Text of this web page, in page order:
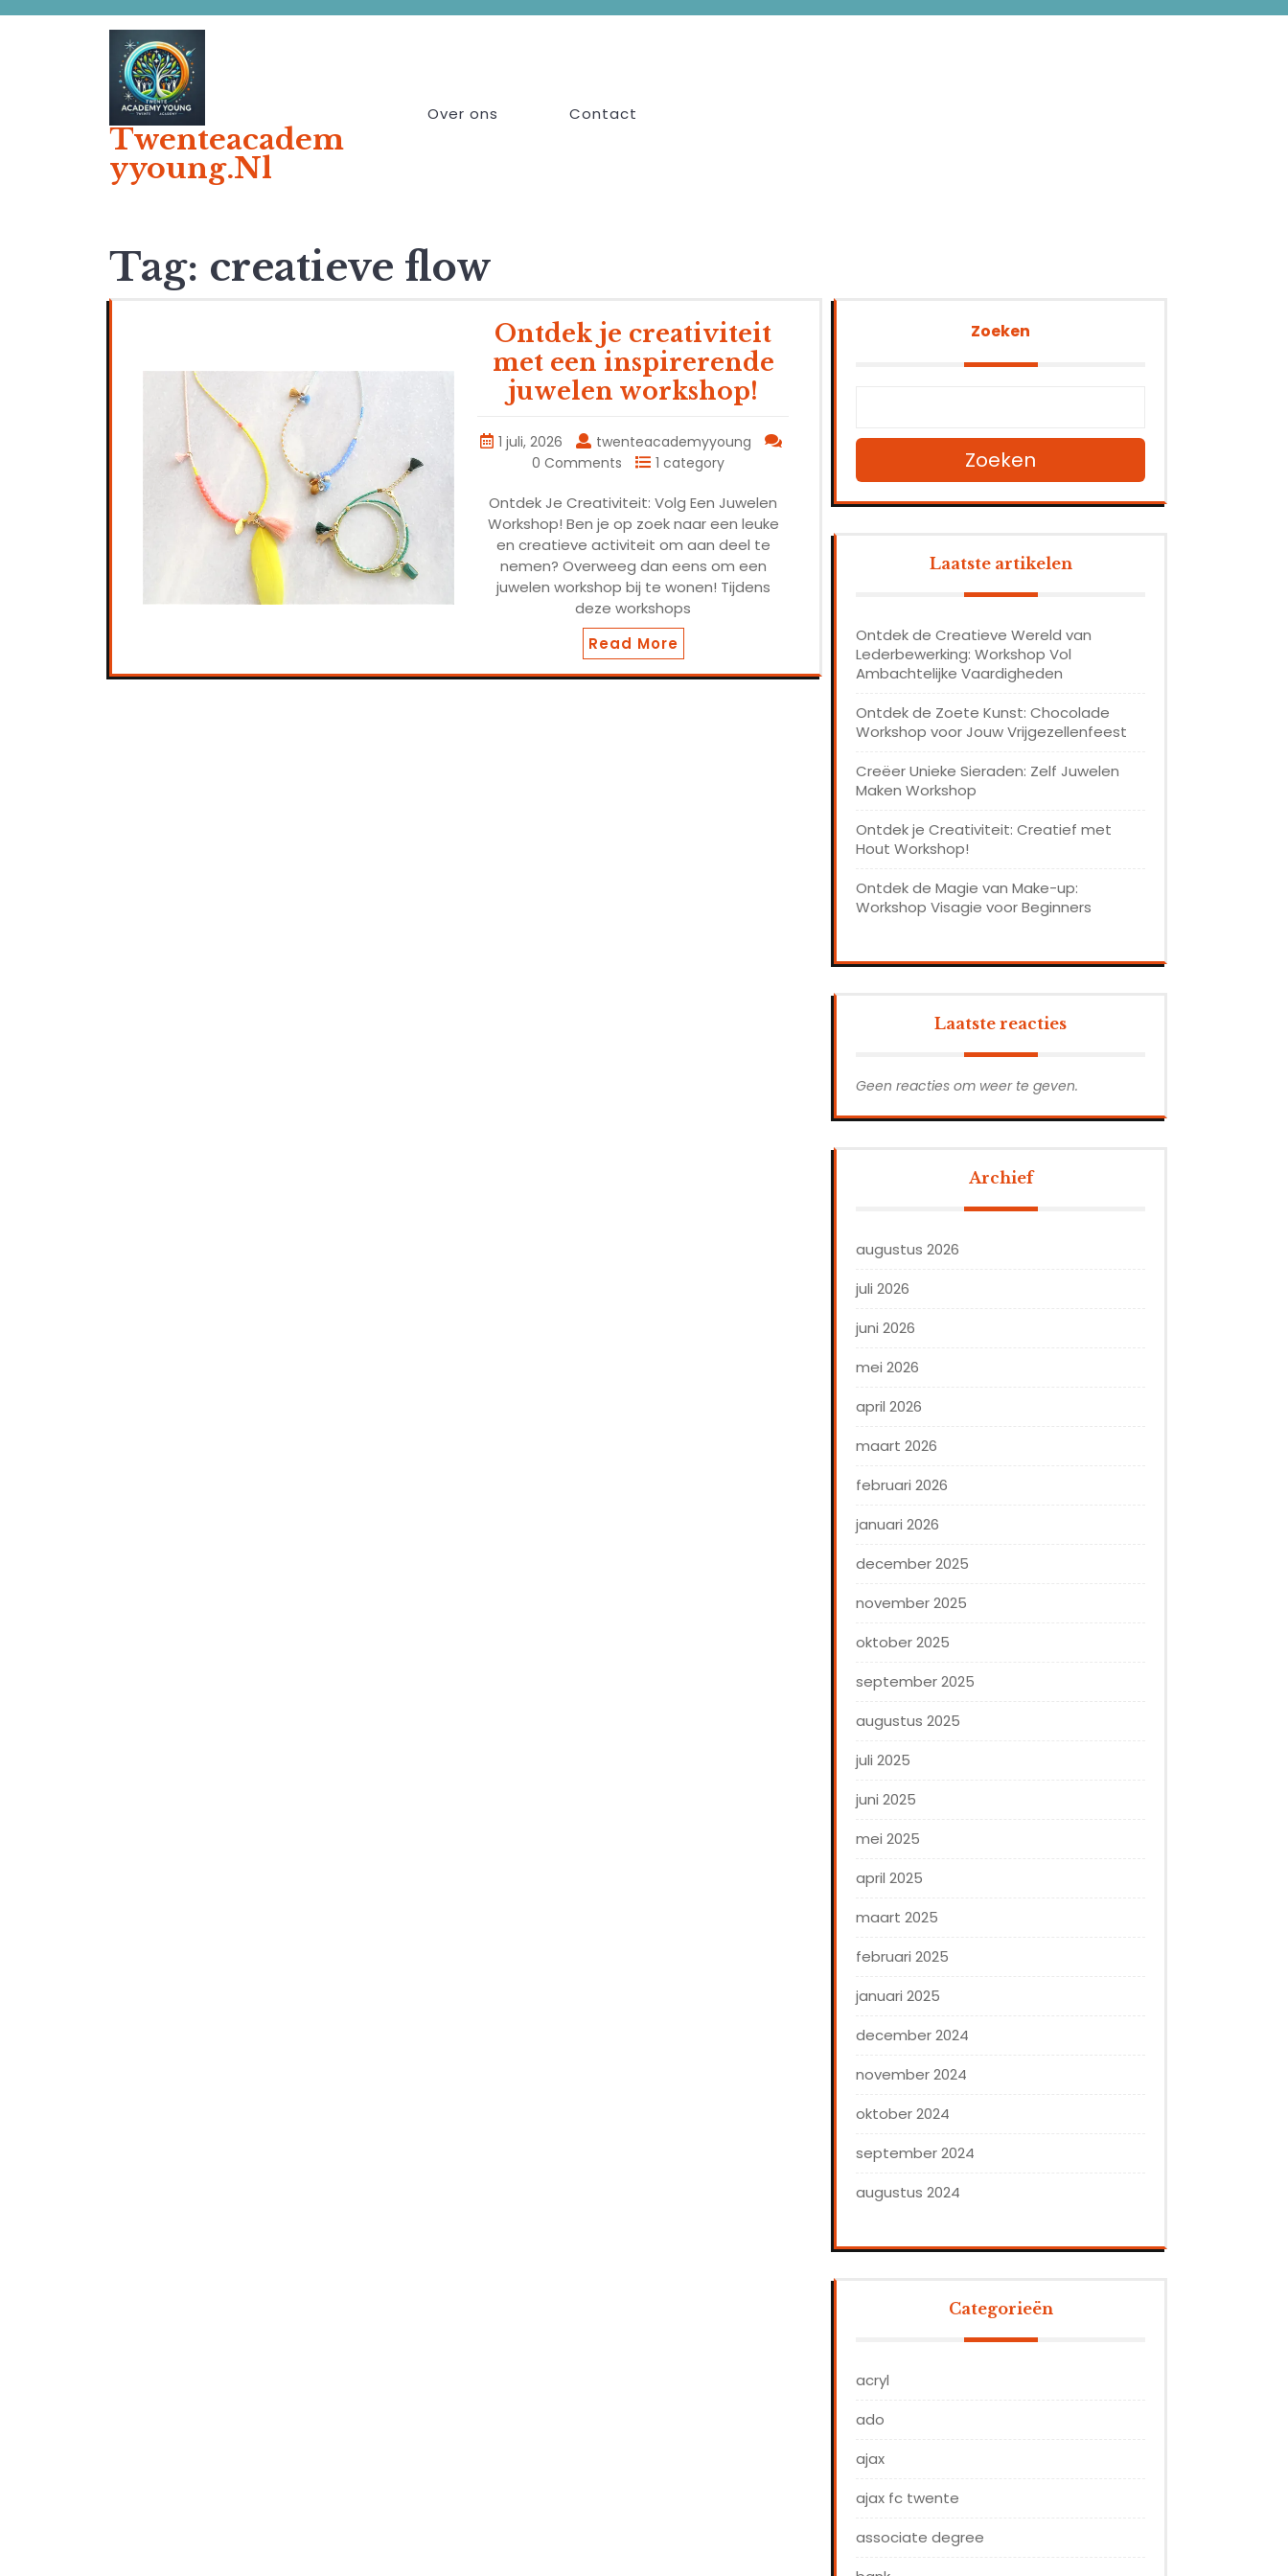
Twenteacadem
Yyoung.nl
Over ons Contact
Tag: creatieve flow
Ontdek je creativiteit
met een inspirerende
juwelen workshop!
1 juli, 2026
twenteacademyyoung
0 Comments
1 category
Ontdek Je Creativiteit: Volg Een Juwelen
Workshop! Ben je op zoek naar een leuke
en creatieve activiteit om aan deel te
nemen? Overweeg dan eens om een
juwelen workshop bij te wonen! Tijdens
deze workshops
Read More
Zoeken
Zoeken
Laatste artikelen
Ontdek de Creatieve Wereld van
Lederbewerking: Workshop Vol
Ambachtelijke Vaardigheden
Ontdek de Zoete Kunst: Chocolade
Workshop voor Jouw Vrijgezellenfeest
Creëer Unieke Sieraden: Zelf Juwelen
Maken Workshop
Ontdek je Creativiteit: Creatief met
Hout Workshop!
Ontdek de Magie van Make-up:
Workshop Visagie voor Beginners
Laatste reacties
Geen reacties om weer te geven.
Archief
augustus 2026
juli 2026
juni 2026
mei 2026
april 2026
maart 2026
februari 2026
januari 2026
december 2025
november 2025
oktober 2025
september 2025
augustus 2025
juli 2025
juni 2025
mei 2025
april 2025
maart 2025
februari 2025
januari 2025
december 2024
november 2024
oktober 2024
september 2024
augustus 2024
Categorieën
acryl
ado
ajax
ajax fc twente
associate degree